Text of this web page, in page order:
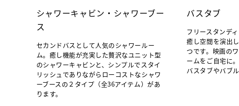
シャワーキャビン・シャワーブー
ス
セカンドバスとして人気のシャワールー
ム。癒し機能が充実した贅沢なユニット型
のシャワーキャビンと、シンプルでスタイ
リッシュでありながらローコストなシャワ
ーブースの２タイプ（全36アイテム）があ
ります。
バスタブ
フリースタンデ
癒し空間を演出
つです。映画の
ームをご自宅に
バスタブやバブ